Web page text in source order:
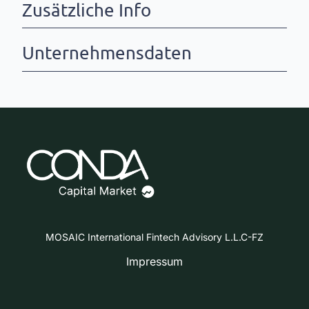
Zusätzliche Info
Unternehmensdaten
MOSAIC International Fintech Advisory L.L.C-FZ
Impressum